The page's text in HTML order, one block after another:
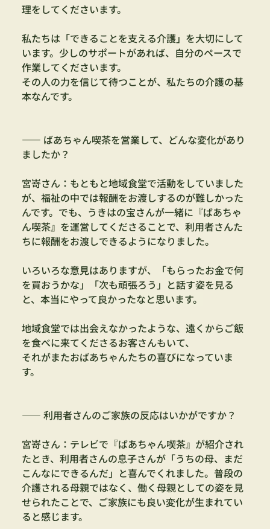
理をしてくださいます。
私たちは「できることを支える介護」を大切にして
います。少しのサポートがあれば、自分のペースで
作業してくださいます。
その人の力を信じて待つことが、私たちの介護の基
本なんです。
—— ばあちゃん喫茶を営業して、どんな変化があり
ましたか？
宮嵜さん：もともと地域食堂で活動をしていました
が、福祉の中では報酬をお渡しするのが難しかった
んです。でも、うきはの宝さんが一緒に『ばあちゃ
ん喫茶』を運営してくださることで、利用者さんた
ちに報酬をお渡しできるようになりました。
いろいろな意見はありますが、「もらったお金で何
を買おうかな」「次も頑張ろう」と話す姿を見る
と、 本当にやって良かったなと思います。
地域食堂では出会えなかったような、遠くからご飯
を食べに来てくださるお客さんもいて、
それがまたおばあちゃんたちの喜びになっていま
す。
—— 利用者さんのご家族の反応はいかがですか？
宮嵜さん：テレビで『ばあちゃん喫茶』が紹介され
たとき、利用者さんの息子さんが「うちの母、まだ
こんなにできるんだ」と喜んでくれました。普段の
介護される母親ではなく、働く母親としての姿を見
せられたことで、ご家族にも良い変化が生まれてい
ると感じます。